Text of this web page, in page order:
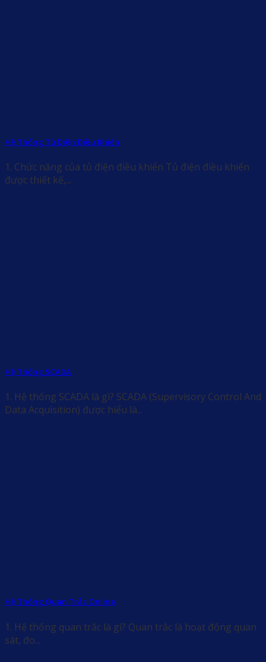
Hệ Thống Tủ Điện Điều Khiển
1. Chức năng của tủ điện điều khiển Tủ điện điều khiển
được thiết kế,...
Hệ Thống SCADA
1. Hệ thống SCADA là gì? SCADA (Supervisory Control And
Data Acquisition) được hiểu là...
Hệ Thống Quan Trắc Online
1. Hệ thống quan trắc là gì? Quan trắc là hoạt động quan
sát, đo...